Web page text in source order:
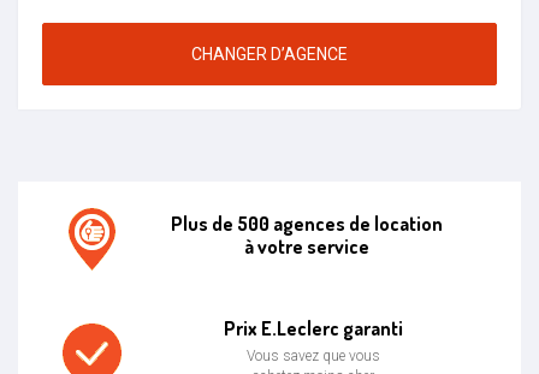
CHANGER D’AGENCE
Plus de 500 agences de location
à votre service
Prix E.Leclerc garanti
Vous savez que vous